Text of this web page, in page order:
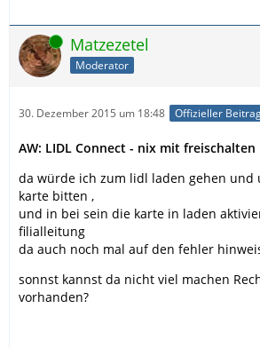
Online Matzezetel
Moderator
30. Dezember 2015 um 18:48 Offizieller
AW: LIDL Connect - nix mit freischalten
da würde ich zum lidl laden gehen und
karte bitten ,
und in bei sein die karte in laden
filialleitung
da auch noch mal auf den fehler
sonnst kannst da nicht viel machen
vorhanden?